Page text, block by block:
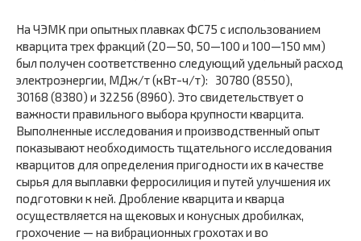
На ЧЭМК при опытных плавках ФС75 с использованием
кварцита трех фракций (20—50, 50—100 и 100—150 мм)
был получен соответственно следующий удельный расход
электроэнергии, МДж/т (кВт-ч/т): 30780 (8550),
30168 (8380) и 32256 (8960). Это свидетельствует о
важности пра­вильного выбора крупности кварцита.
Выполненные иссле­дования и производственный опыт
показывают необходи­мость тщательного исследования
кварцитов для определе­ния пригодности их в качестве
сырья для выплавки ферросилиция и путей улучшения их
подготовки к ней. Дробление кварцита и кварца
осуществляется на щековых и конусных дробилках,
грохочение — на вибрационных гро­хотах и во